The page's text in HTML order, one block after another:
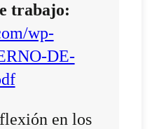
trabajo:
wp-
DE-
en los